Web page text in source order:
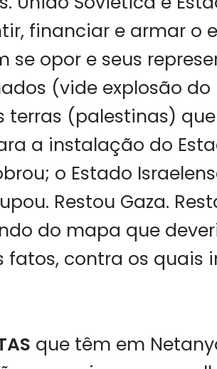
financiar e armar o
se opor e seus
(vide explosão do
terras (palestinas)
a instalação do
o Estado
Restou Gaza.
do mapa que
fatos, contra os quais
que têm em